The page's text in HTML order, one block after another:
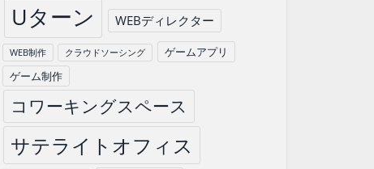
Uターン WEBディレクター
WEB制作 クラウドソーシング
ゲームアプリ
ゲーム制作
コワーキングスペース
サテライトオフィス